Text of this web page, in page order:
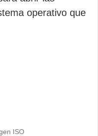
operativo que
ISO